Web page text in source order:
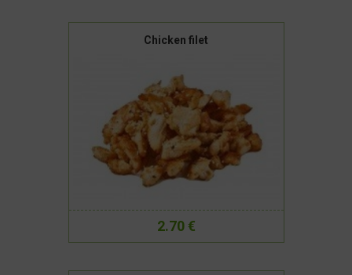
Chicken filet
2.70 €